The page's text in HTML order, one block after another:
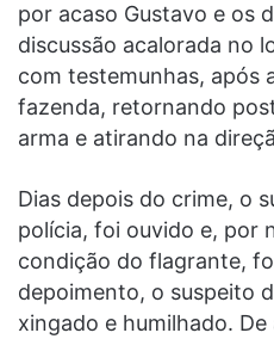
por acaso Gustavo e os
discussão acalorada no
com testemunhas, após
fazenda, retornando
arma e atirando na
Dias depois do crime, o
polícia, foi ouvido e, por
condição do flagrante,
depoimento, o suspeito
xingado e humilhado.